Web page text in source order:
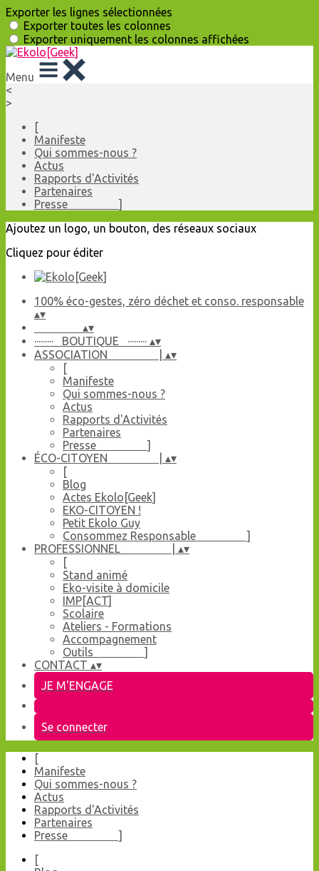
Exporter les lignes sélectionnées
Exporter toutes les colonnes
Exporter uniquement les colonnes affichées
Menu
<
>
[
Manifeste
Qui sommes-nous ?
Actus
Rapports d'Activités
Partenaires
Presse ]
Ajoutez un logo, un bouton, des réseaux sociaux
Cliquez pour éditer
100% éco-gestes, zéro déchet et conso. responsable
▴▾
▴▾
········· BOUTIQUE ········· ▴▾
ASSOCIATION | ▴▾
[
Manifeste
Qui sommes-nous ?
Actus
Rapports d'Activités
Partenaires
Presse ]
ÉCO-CITOYEN | ▴▾
[
Blog
Actes Ekolo[Geek]
EKO-CITOYEN !
Petit Ekolo Guy
Consommez Responsable ]
PROFESSIONNEL | ▴▾
[
Stand animé
Eko-visite à domicile
IMP[ACT]
Scolaire
Ateliers - Formations
Accompagnement
Outils ]
CONTACT ▴▾
JE M'ENGAGE
Se connecter
[
Manifeste
Qui sommes-nous ?
Actus
Rapports d'Activités
Partenaires
Presse ]
[